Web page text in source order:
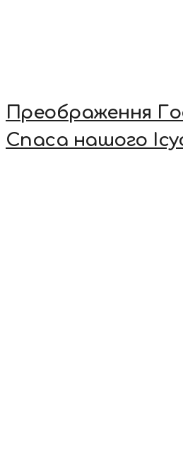
Преображення
Спаса нашого